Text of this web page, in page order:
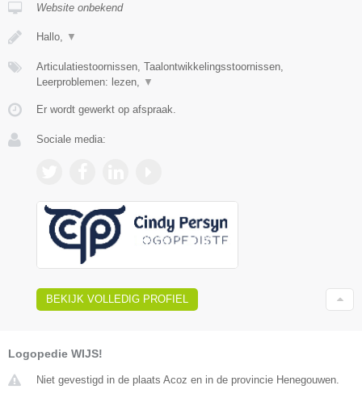
Website onbekend
Hallo, ▼
Articulatiestoornissen, Taalontwikkelingsstoornissen,
Leerproblemen: lezen,
▼
Er wordt gewerkt op afspraak.
Sociale media:
BEKIJK VOLLEDIG PROFIEL
Logopedie WIJS!
Niet gevestigd in de plaats Acoz en in de provincie Henegouwen.